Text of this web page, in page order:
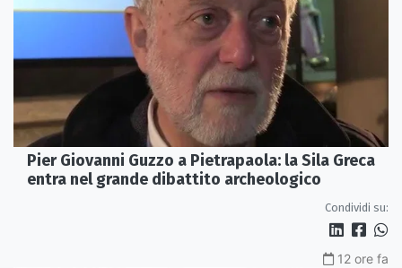
Pier Giovanni Guzzo a Pietrapaola: la Sila Greca
entra nel grande dibattito archeologico
Condividi su:
12 ore fa